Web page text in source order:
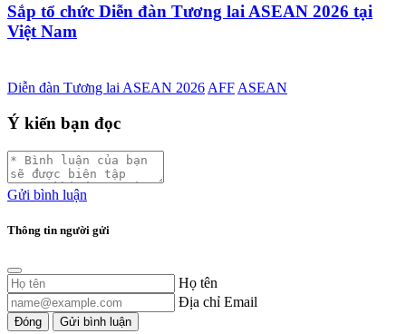
Sắp tổ chức Diễn đàn Tương lai ASEAN 2026 tại
Việt Nam
Diễn đàn Tương lai ASEAN 2026 AFF ASEAN
Ý kiến bạn đọc
Gửi bình luận
Thông tin người gửi
Họ tên
Địa chỉ Email
Đóng Gửi bình luận